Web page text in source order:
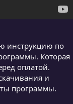
инструкцию по
Которая
оплатой.
и
программы.